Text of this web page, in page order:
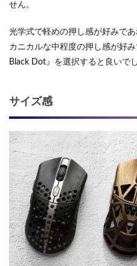
せん。
光学式で軽めの押し感が好みで
カニカルな中程度の押し感が好
Black Dot』を選択すると良いで
サイズ感